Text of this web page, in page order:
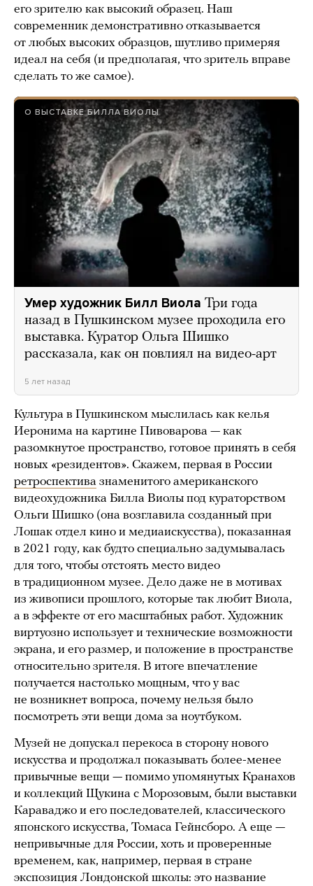
его зрителю как высокий образец. Наш
современник демонстративно отказывается
от любых высоких образцов, шутливо примеряя
идеал на себя (и предполагая, что зритель вправе
сделать то же самое).
О ВЫСТАВКЕ БИЛЛА ВИОЛЫ
Умер художник Билл Виола Три года
назад в Пушкинском музее проходила его
выставка. Куратор Ольга Шишко
рассказала, как он повлиял на видео-арт
5 лет назад
Культура в Пушкинском мыслилась как келья
Иеронима на картине Пивоварова — как
разомкнутое пространство, готовое принять в себя
новых «резидентов». Скажем, первая в России
ретроспектива знаменитого американского
видеохудожника Билла Виолы под кураторством
Ольги Шишко (она возглавила созданный при
Лошак отдел кино и медиаискусства), показанная
в 2021 году, как будто специально задумывалась
для того, чтобы отстоять место видео
в традиционном музее. Дело даже не в мотивах
из живописи прошлого, которые так любит Виола,
а в эффекте от его масштабных работ. Художник
виртуозно использует и технические возможности
экрана, и его размер, и положение в пространстве
относительно зрителя. В итоге впечатление
получается настолько мощным, что у вас
не возникнет вопроса, почему нельзя было
посмотреть эти вещи дома за ноутбуком.
Музей не допускал перекоса в сторону нового
искусства и продолжал показывать более-менее
привычные вещи — помимо упомянутых Кранахов
и коллекций Щукина с Морозовым, были выставки
Караваджо и его последователей, классического
японского искусства, Томаса Гейнсборо. А еще —
непривычные для России, хоть и проверенные
временем, как, например, первая в стране
экспозиция Лондонской школы: это название